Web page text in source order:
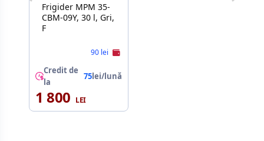
Frigider MPM 35-
CBM-09Y, 30 l, Gri,
F
90 lei
Credit de
la
75lei/lună
1 800